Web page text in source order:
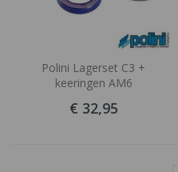
Polini Lagerset C3 +
keeringen AM6
€ 32,95